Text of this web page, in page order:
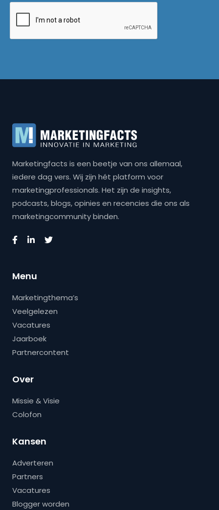
Marketingfacts is een beetje van ons allemaal,
iedere dag vers. Wij zijn hét platform voor
marketingprofessionals. Het zijn de insights,
podcasts, blogs, opinies en recencies die ons als
marketingcommunity binden.
Menu
Marketingthema’s
Veelgelezen
Vacatures
Jaarboek
Partnercontent
Over
Missie & Visie
Colofon
Kansen
Adverteren
Partners
Vacatures
Blogger worden